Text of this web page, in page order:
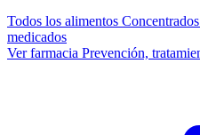
Todos los alimentos Concentrados
medicados
Ver farmacia Prevención,